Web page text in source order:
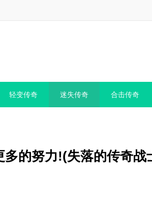
轻变传奇 迷失传奇 合击传奇
的努力!(失落的传奇战